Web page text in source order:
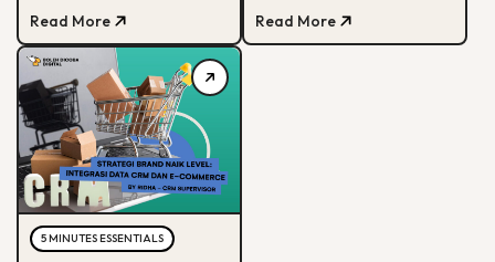
Read More
Google
Read More
5 MINUTES ESSENTIALS